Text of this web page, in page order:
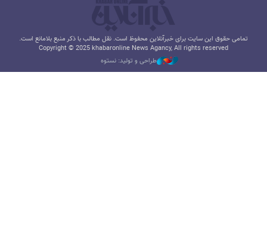
تمامی حقوق این سایت برای خبرآنلاین محفوظ است. نقل مطالب با ذکر منبع بلامانع است.
Copyright © 2025 khabaronline News Agancy, All rights reserved
طراحی و تولید: نستوه